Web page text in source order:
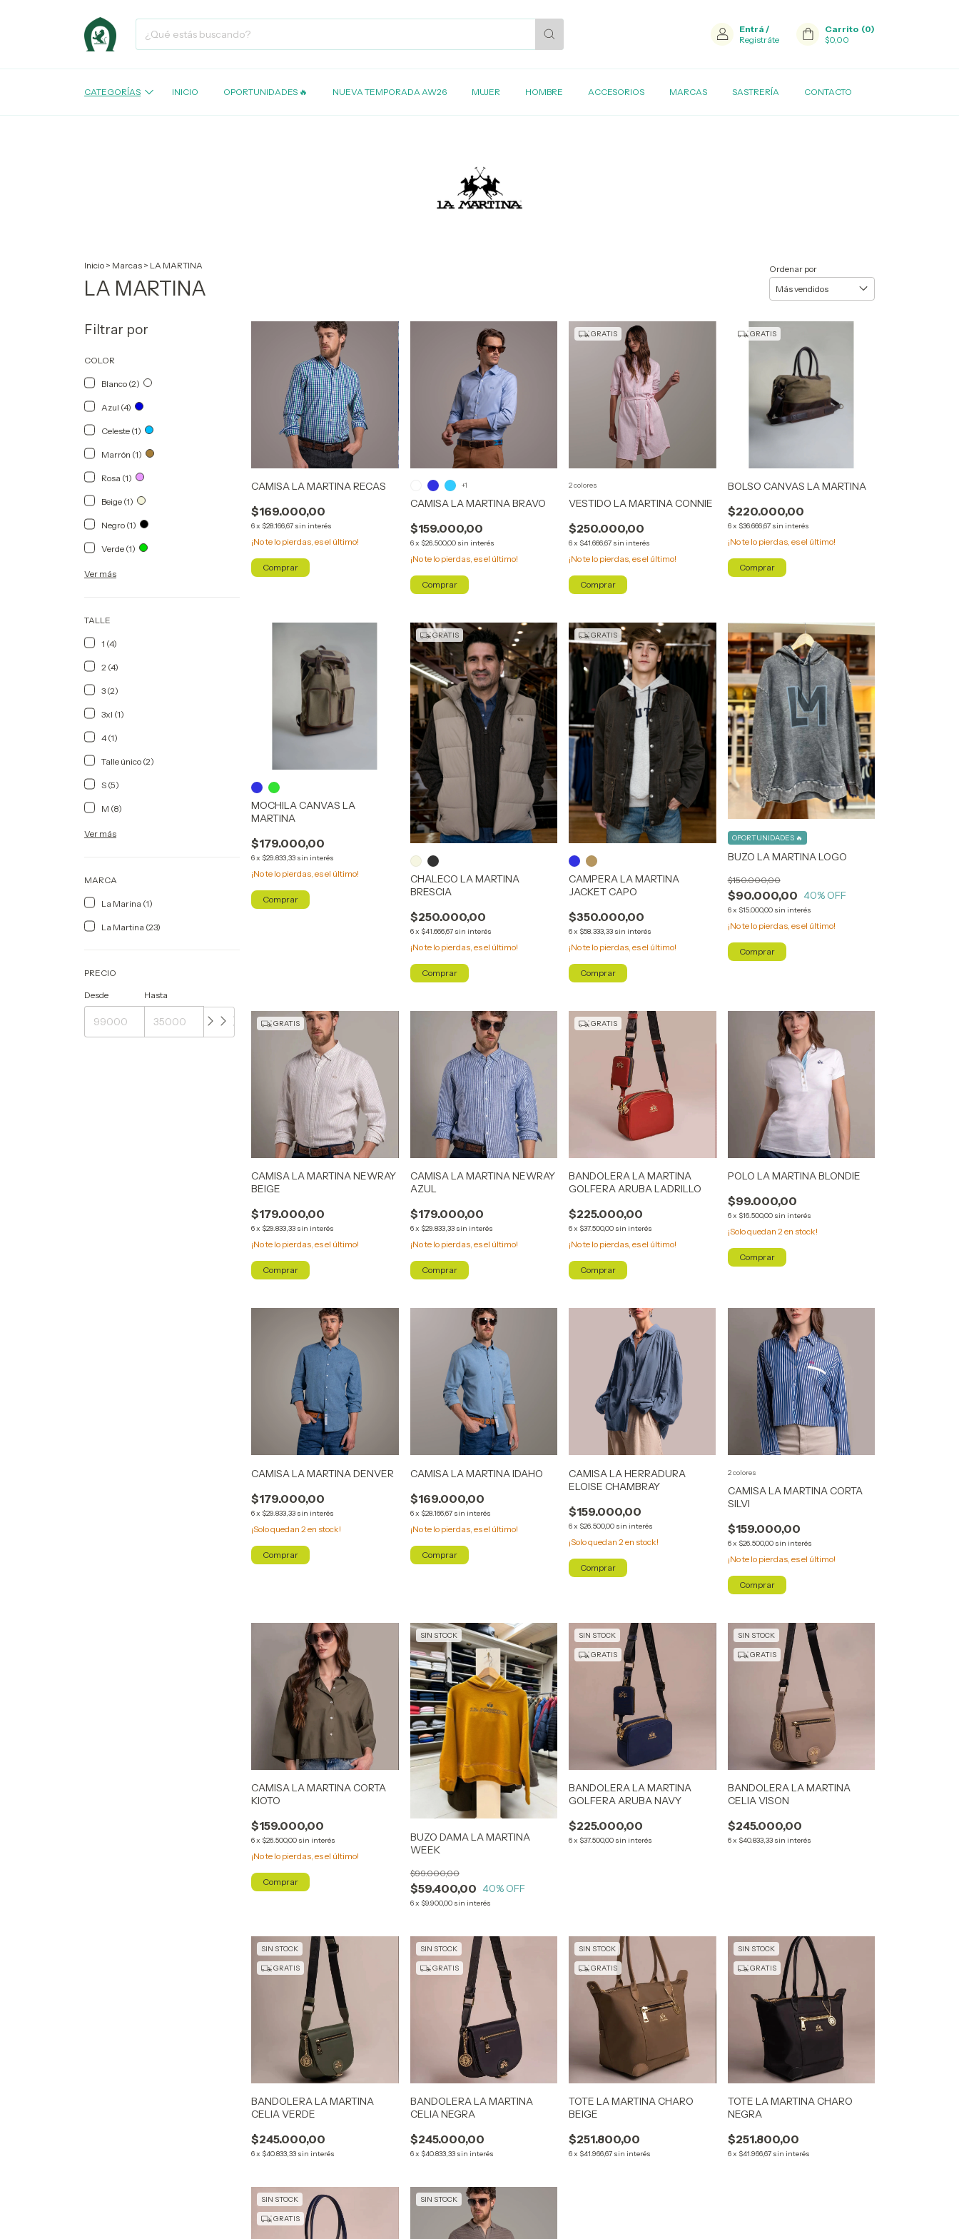
Entrá /
Registráte
Carrito (0)
$0,00
CATEGORÍAS INICIO OPORTUNIDADES 🔥 NUEVA TEMPORADA AW26 MUJER HOMBRE ACCESORIOS MARCAS SASTRERÍA CONTACTO
Inicio > Marcas > LA MARTINA
LA MARTINA
Ordenar por
Filtrar por
COLOR
Blanco (2)
Azul (4)
Celeste (1)
Marrón (1)
Rosa (1)
Beige (1)
Negro (1)
Verde (1)
Ver más
TALLE
1 (4)
2 (4)
3 (2)
3xl (1)
4 (1)
Talle único (2)
S (5)
M (8)
Ver más
MARCA
La Marina (1)
La Martina (23)
PRECIO
Desde Hasta
CAMISA LA MARTINA RECAS
$169.000,00
6x $28.166,67 sin interés
¡No te lo pierdas, es el último!
Comprar
CAMISA LA MARTINA BRAVO
$159.000,00
6x $26.500,00 sin interés
¡No te lo pierdas, es el último!
+1
Comprar
GRATIS
VESTIDO LA MARTINA CONNIE
$250.000,00
6x $41.666,67 sin interés
¡No te lo pierdas, es el último!
2 colores
Comprar
GRATIS
BOLSO CANVAS LA MARTINA
$220.000,00
6x $36.666,67 sin interés
¡No te lo pierdas, es el último!
MOCHILA CANVAS LA
MARTINA
$179.000,00
6x $29.833,33 sin interés
¡No te lo pierdas, es el último!
Comprar
GRATIS
CHALECO LA MARTINA
BRESCIA
$250.000,00
6x $41.666,67 sin interés
¡No te lo pierdas, es el último!
Comprar
GRATIS
CAMPERA LA MARTINA
JACKET CAPO
$350.000,00
6x $58.333,33 sin interés
¡No te lo pierdas, es el último!
Comprar
BUZO LA MARTINA LOGO
$90.000,00
$150.000,00
40% OFF
6x $15.000,00 sin interés
OPORTUNIDADES 🔥
¡No te lo pierdas, es el último!
Comprar
GRATIS
CAMISA LA MARTINA NEWRAY
BEIGE
$179.000,00
6x $29.833,33 sin interés
¡No te lo pierdas, es el último!
Comprar
CAMISA LA MARTINA NEWRAY
AZUL
$179.000,00
6x $29.833,33 sin interés
¡No te lo pierdas, es el último!
Comprar
GRATIS
BANDOLERA LA MARTINA
GOLFERA ARUBA LADRILLO
$225.000,00
6x $37.500,00 sin interés
¡No te lo pierdas, es el último!
POLO LA MARTINA BLONDIE
$99.000,00
6x $16.500,00 sin interés
¡Solo quedan 2en stock!
Comprar
CAMISA LA MARTINA DENVER
$179.000,00
6x $29.833,33 sin interés
¡Solo quedan2 en stock!
Comprar
CAMISA LA MARTINA IDAHO
$169.000,00
6x $28.166,67 sin interés
¡No te lo pierdas, es el último!
Comprar
CAMISA LA HERRADURA
ELOISE CHAMBRAY
$159.000,00
6x $26.500,00 sin interés
¡Solo quedan2 en stock!
Comprar
CAMISA LA MARTINA CORTA
SILVI
$159.000,00
6x $26.500,00 sin interés
¡No te lo pierdas, es el último!
2 colores
Comprar
CAMISA LA MARTINA CORTA
KIOTO
$159.000,00
6x $26.500,00 sin interés
¡No te lo pierdas, es el último!
Comprar
SIN STOCK
BUZO DAMA LA MARTINA
WEEK
$59.400,00
$99.000,00
40% OFF
6x $9.900,00 sin interés
SIN STOCK
GRATIS
BANDOLERA LA MARTINA
GOLFERA ARUBA NAVY
$225.000,00
6x $37.500,00 sin interés
SIN STOCK
GRATIS
BANDOLERA LA MARTINA
CELIA VISON
$245.000,00
6x $40.833,33 sin interés
SIN STOCK
GRATIS
BANDOLERA LA MARTINA
CELIA VERDE
$245.000,00
6x $40.833,33 sin interés
SIN STOCK
GRATIS
BANDOLERA LA MARTINA
CELIA NEGRA
$245.000,00
6x $40.833,33 sin interés
SIN STOCK
GRATIS
TOTE LA MARTINA CHARO
BEIGE
$251.800,00
6x $41.966,67 sin interés
SIN STOCK
GRATIS
TOTE LA MARTINA CHARO
NEGRA
$251.800,00
6x $41.966,67 sin interés
SIN STOCK
GRATIS
SIN STOCK